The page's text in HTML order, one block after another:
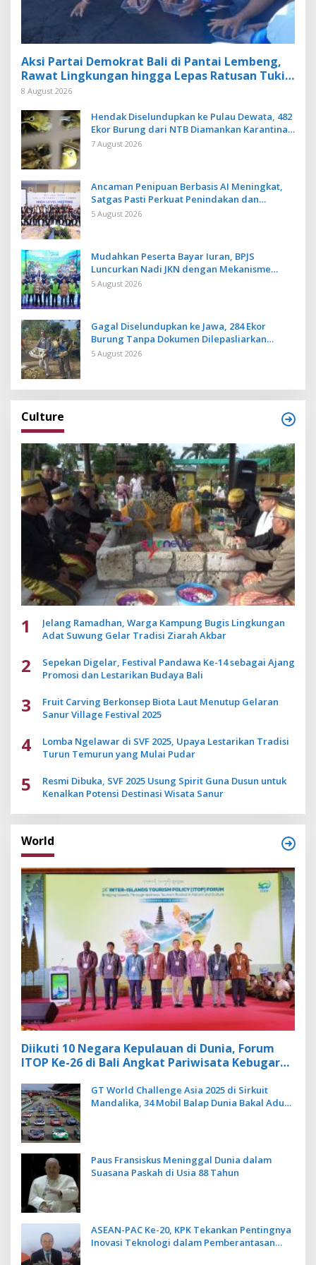
Aksi Partai Demokrat Bali di Pantai Lembeng,
Rawat Lingkungan hingga Lepas Ratusan Tukik
Bedawang Nala
8 August 2026
Hendak Diselundupkan ke Pulau Dewata, 482
Ekor Burung dari NTB Diamankan Karantina
Bali
7 August 2026
Ancaman Penipuan Berbasis AI Meningkat,
Satgas Pasti Perkuat Penindakan dan
Pengembangan Aplikasi Anti Penipuan
5 August 2026
Mudahkan Peserta Bayar Iuran, BPJS
Luncurkan Nadi JKN dengan Mekanisme
Menabung
5 August 2026
Gagal Diselundupkan ke Jawa, 284 Ekor
Burung Tanpa Dokumen Dilepasliarkan
Cegah Ancaman Penyakit
5 August 2026
Culture
1
Jelang Ramadhan, Warga Kampung Bugis Lingkungan
Adat Suwung Gelar Tradisi Ziarah Akbar
2
Sepekan Digelar, Festival Pandawa Ke-14 sebagai Ajang
Promosi dan Lestarikan Budaya Bali
3
Fruit Carving Berkonsep Biota Laut Menutup Gelaran
Sanur Village Festival 2025
4
Lomba Ngelawar di SVF 2025, Upaya Lestarikan Tradisi
Turun Temurun yang Mulai Pudar
5
Resmi Dibuka, SVF 2025 Usung Spirit Guna Dusun untuk
Kenalkan Potensi Destinasi Wisata Sanur
World
Diikuti 10 Negara Kepulauan di Dunia, Forum
ITOP Ke-26 di Bali Angkat Pariwisata Kebugaran
GT World Challenge Asia 2025 di Sirkuit
Mandalika, 34 Mobil Balap Dunia Bakal Adu
Paus Fransiskus Meninggal Dunia dalam
Suasana Paskah di Usia 88 Tahun
ASEAN-PAC Ke-20, KPK Tekankan Pentingnya
Inovasi Teknologi dalam Pemberantasan